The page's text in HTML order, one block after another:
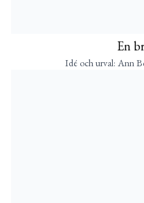
En
Idé och urval: Ann